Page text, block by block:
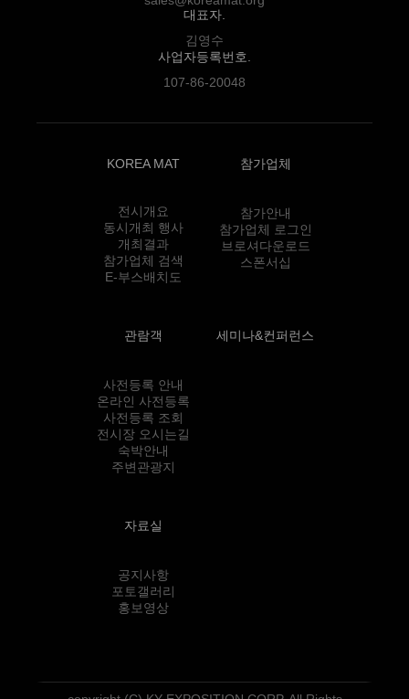
대표자.
김영수
사업자등록번호.
107-86-20048
KOREA MAT
전시개요
동시개최 행사
개최결과
참가업체 검색
E-부스배치도
참가업체
참가안내
참가업체 로그인
브로셔다운로드
스폰서십
관람객
사전등록 안내
온라인 사전등록
사전등록 조회
전시장 오시는길
숙박안내
주변관광지
세미나&컨퍼런스
자료실
공지사항
포토갤러리
홍보영상